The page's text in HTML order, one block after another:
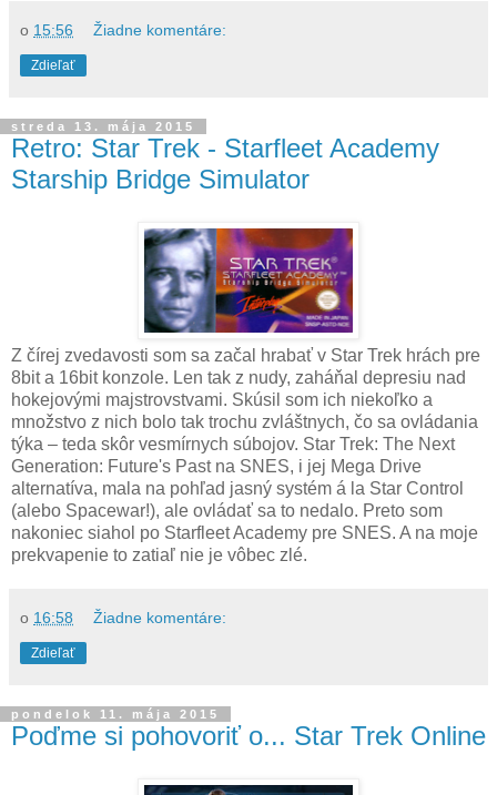
o 15:56 Žiadne komentáre:
Zdieľať
streda 13. mája 2015
Retro: Star Trek - Starfleet Academy
Starship Bridge Simulator
Z čírej zvedavosti som sa začal hrabať v Star Trek hrách pre
8bit a 16bit konzole. Len tak z nudy, zaháňal depresiu nad
hokejovými majstrovstvami. Skúsil som ich niekoľko a
množstvo z nich bolo tak trochu zvláštnych, čo sa ovládania
týka – teda skôr vesmírnych súbojov. Star Trek: The Next
Generation: Future's Past na SNES, i jej Mega Drive
alternatíva, mala na pohľad jasný systém á la Star Control
(alebo Spacewar!), ale ovládať sa to nedalo. Preto som
nakoniec siahol po Starfleet Academy pre SNES. A na moje
prekvapenie to zatiaľ nie je vôbec zlé.
o 16:58 Žiadne komentáre:
Zdieľať
pondelok 11. mája 2015
Poďme si pohovoriť o... Star Trek Online